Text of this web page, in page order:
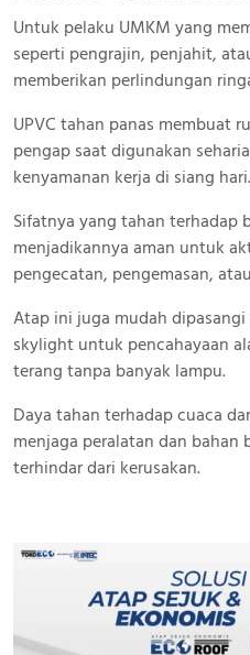
Untuk pelaku UMKM yang
seperti pengrajin, penjahit,
memberikan perlindungan
UPVC tahan panas membuat
pengap saat digunakan
kenyamanan kerja di siang hari.
Sifatnya yang tahan terhadap
menjadikannya aman untuk
pengecatan, pengemasan,
Atap ini juga mudah
skylight untuk pencahayaan
terang tanpa banyak lampu.
Daya tahan terhadap cuaca
menjaga peralatan dan bahan
terhindar dari kerusakan.